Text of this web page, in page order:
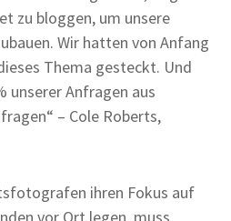
zu bloggen, um unsere
Wir hatten von Anfang
Thema gesteckt. Und
unserer Anfragen aus
– Cole Roberts,
ihren Fokus auf